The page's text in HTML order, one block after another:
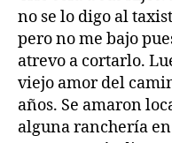
no se lo digo al
pero no me bajo
atrevo a cortarlo.
viejo amor del
años. Se amaron
alguna ranchería